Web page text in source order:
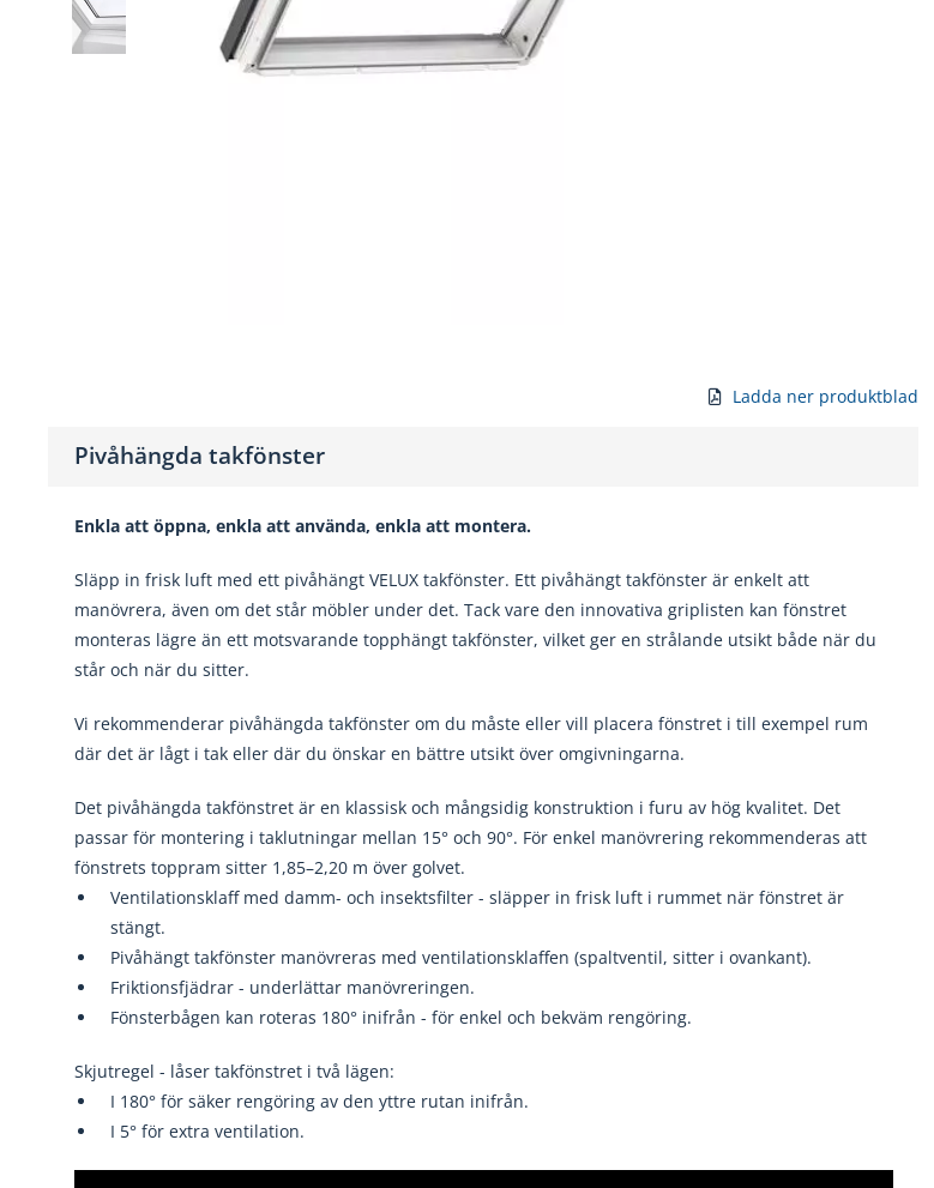
Ladda ner produktblad
Pivåhängda takfönster
Enkla att öppna, enkla att använda, enkla att montera.
Släpp in frisk luft med ett pivåhängt VELUX takfönster. Ett pivåhängt takfönster är enkelt att
manövrera, även om det står möbler under det. Tack vare den innovativa griplisten kan fönstret
monteras lägre än ett motsvarande topphängt takfönster, vilket ger en strålande utsikt både när du
står och när du sitter.
Vi rekommenderar pivåhängda takfönster om du måste eller vill placera fönstret i till exempel rum
där det är lågt i tak eller där du önskar en bättre utsikt över omgivningarna.
Det pivåhängda takfönstret är en klassisk och mångsidig konstruktion i furu av hög kvalitet. Det
passar för montering i taklutningar mellan 15° och 90°. För enkel manövrering rekommenderas att
fönstrets toppram sitter 1,85–2,20 m över golvet.
Ventilationsklaff med damm- och insektsfilter - släpper in frisk luft i rummet när fönstret är
stängt.
Pivåhängt takfönster manövreras med ventilationsklaffen (spaltventil, sitter i ovankant).
Friktionsfjädrar - underlättar manövreringen.
Fönsterbågen kan roteras 180° inifrån - för enkel och bekväm rengöring.
Skjutregel - låser takfönstret i två lägen:
I 180° för säker rengöring av den yttre rutan inifrån.
I 5° för extra ventilation.